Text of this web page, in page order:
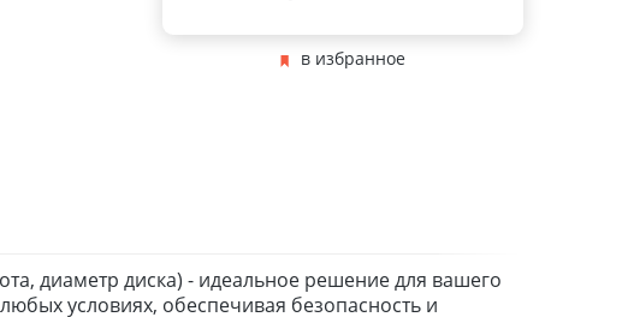
в избранное
диаметр диска) - идеальное решение для вашего
условиях, обеспечивая безопасность и